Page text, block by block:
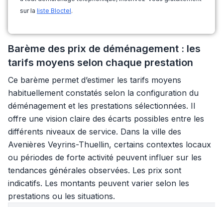
sur la liste Bloctel.
Barème des prix de déménagement : les
tarifs moyens selon chaque prestation
Ce barème permet d’estimer les tarifs moyens
habituellement constatés selon la configuration du
déménagement et les prestations sélectionnées. Il
offre une vision claire des écarts possibles entre les
différents niveaux de service. Dans la ville des
Avenières Veyrins-Thuellin, certains contextes locaux
ou périodes de forte activité peuvent influer sur les
tendances générales observées. Les prix sont
indicatifs. Les montants peuvent varier selon les
prestations ou les situations.